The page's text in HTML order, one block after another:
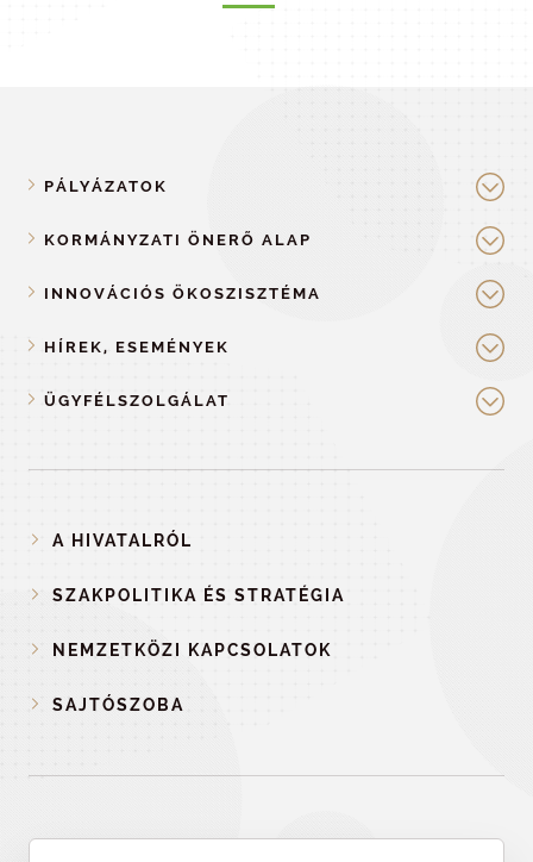
PÁLYÁZATOK
KORMÁNYZATI ÖNERŐ ALAP
INNOVÁCIÓS ÖKOSZISZTÉMA
HÍREK, ESEMÉNYEK
ÜGYFÉLSZOLGÁLAT
A HIVATALRÓL
SZAKPOLITIKA ÉS STRATÉGIA
NEMZETKÖZI KAPCSOLATOK
SAJTÓSZOBA